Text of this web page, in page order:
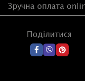
Зручна оплата
Поділитися